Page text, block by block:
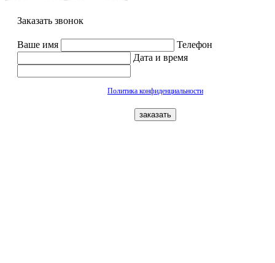
Заказать звонок
Ваше имя
Телефон
Дата и время
Политика конфиденциальности
заказать